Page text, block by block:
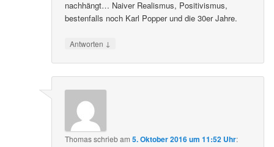
nachhängt… Naiver Realismus, Positivismus,
bestenfalls noch Karl Popper und die 30er Jahre.
Antworten ↓
Thomasschriebam5. Oktober 2016 um 11:52 Uhr: